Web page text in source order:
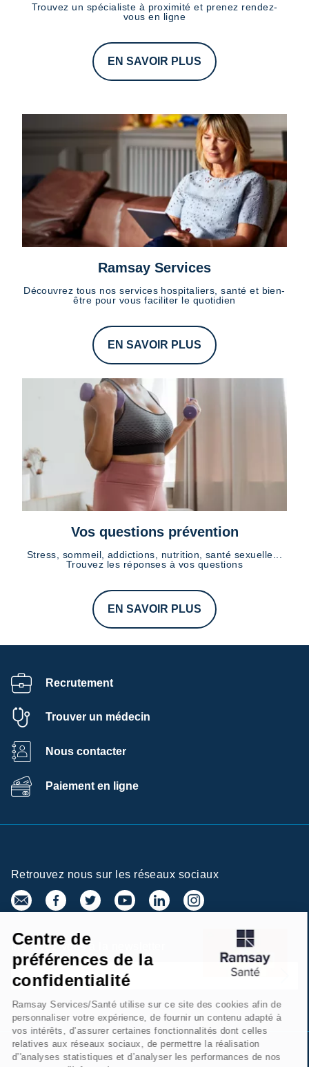
Trouvez un spécialiste à proximité et prenez rendez-
vous en ligne
EN SAVOIR PLUS
Ramsay Services
Découvrez tous nos services hospitaliers, santé et bien-
être pour vous faciliter le quotidien
EN SAVOIR PLUS
Vos questions prévention
Stress, sommeil, addictions, nutrition, santé sexuelle...
Trouvez les réponses à vos questions
EN SAVOIR PLUS
Recrutement
Trouver un médecin
Nous contacter
Paiement en ligne
Retrouvez nous sur les réseaux sociaux
Inscrivez-vous à la newsletter
Centre de
préférences de la
confidentialité
Ramsay Services/Santé utilise sur ce site des cookies afin de
personnaliser votre expérience, de fournir un contenu adapté à
vos intérêts, d’assurer certaines fonctionnalités dont celles
relatives aux réseaux sociaux, de permettre la réalisation
d’'analyses statistiques et d’analyser les performances de nos